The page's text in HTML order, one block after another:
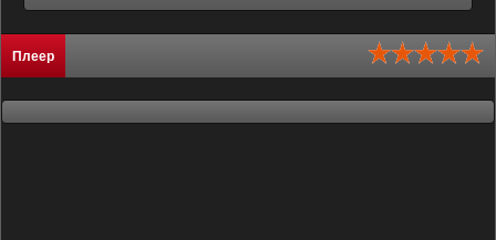
Плеер